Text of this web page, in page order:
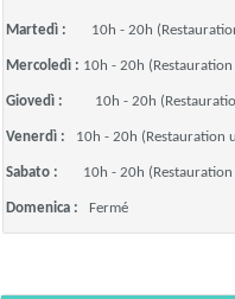
Martedì : 10h - 20h
Mercoledì : 10h - 20h
Giovedì : 10h - 20h
Venerdì : 10h - 20h (Restauration
Sabato : 10h - 20h
Domenica : Fermé